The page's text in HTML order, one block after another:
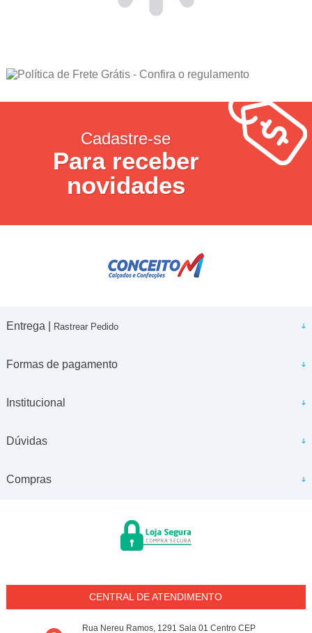
Cadastre-se
Para receber
novidades
Entrega | Rastrear Pedido
Formas de pagamento
Institucional
Dúvidas
Compras
CENTRAL DE ATENDIMENTO
Rua Nereu Ramos, 1291 Sala 01 Centro CEP